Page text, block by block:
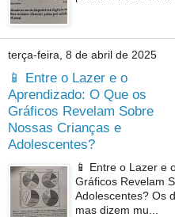
terça-feira, 8 de abril de 2025
📱 Entre o Lazer e o
Aprendizado: O Que os
Gráficos Revelam Sobre
Nossas Crianças e
Adolescentes?
📱 Entre o Lazer e
Gráficos Revelam
Adolescentes? Os
mas dizem mu...